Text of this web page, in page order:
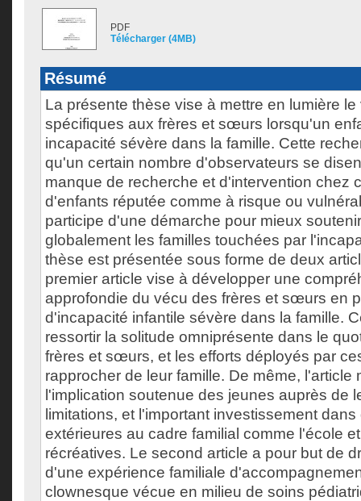
PDF
Télécharger (4MB)
Résumé
La présente thèse vise à mettre en lumière
spécifiques aux frères et sœurs lorsqu'un
incapacité sévère dans la famille. Cette
qu'un certain nombre d'observateurs se
manque de recherche et d'intervention chez
d'enfants réputée comme à risque ou
participe d'une démarche pour mieux
globalement les familles touchées par
thèse est présentée sous forme de deux
premier article vise à développer une
approfondie du vécu des frères et sœurs en
d'incapacité infantile sévère dans la famille.
ressortir la solitude omniprésente dans le
frères et sœurs, et les efforts déployés par
rapprocher de leur famille. De même, l'article
l'implication soutenue des jeunes auprès de
limitations, et l'important investissement
extérieures au cadre familial comme l'école
récréatives. Le second article a pour but de
d'une expérience familiale
clownesque vécue en milieu de soins